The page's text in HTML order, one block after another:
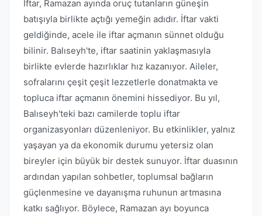
İftar, Ramazan ayında oruç tutanların güneşin
batışıyla birlikte açtığı yemeğin adıdır. İftar vakti
geldiğinde, acele ile iftar açmanın sünnet olduğu
bilinir. Balıseyh'te, iftar saatinin yaklaşmasıyla
birlikte evlerde hazırlıklar hız kazanıyor. Aileler,
sofralarını çeşit çeşit lezzetlerle donatmakta ve
topluca iftar açmanın önemini hissediyor. Bu yıl,
Balıseyh'teki bazı camilerde toplu iftar
organizasyonları düzenleniyor. Bu etkinlikler, yalnız
yaşayan ya da ekonomik durumu yetersiz olan
bireyler için büyük bir destek sunuyor. İftar duasının
ardından yapılan sohbetler, toplumsal bağların
güçlenmesine ve dayanışma ruhunun artmasına
katkı sağlıyor. Böylece, Ramazan ayı boyunca